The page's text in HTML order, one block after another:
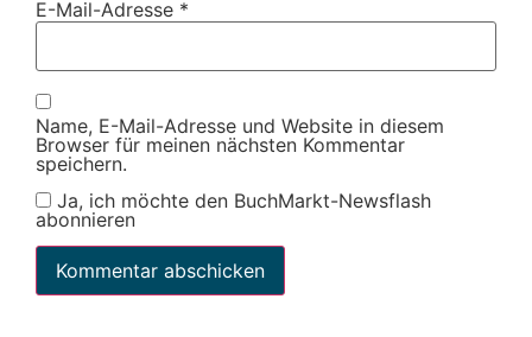
E-Mail-Adresse *
Name, E-Mail-Adresse und Website in diesem
Browser für meinen nächsten Kommentar
speichern.
Ja, ich möchte den BuchMarkt-Newsflash
abonnieren